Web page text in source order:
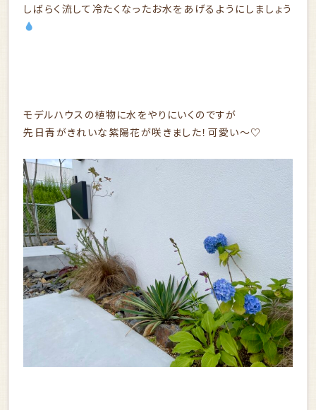
しばらく流して冷たくなったお水をあげるようにしましょう
モデルハウスの植物に水をやりにいくのですが
先日青がきれいな紫陽花が咲きました！可愛い～♡